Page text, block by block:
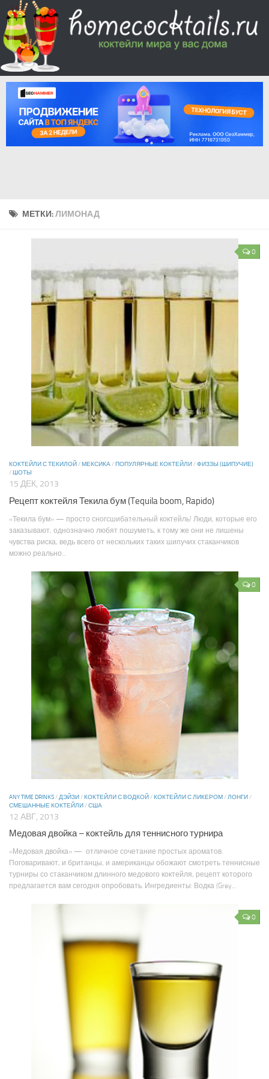
МЕТКИ:ЛИМОНАД
0
КОКТЕЙЛИ С ТЕКИЛОЙ / МЕКСИКА/ ПОПУЛЯРНЫЕ КОКТЕЙЛИ /ФИЗЗЫ (ШИПУЧИЕ)
/ ШОТЫ
15 ДЕК, 2013
Рецепт коктейля Текила бум (Tequila boom, Rapido)
«Текила бум» — просто сногсшибательный коктейль! Люди, которые его
заказывают, однозначно любят пошуметь, к тому же они не лишены
чувства риска, ведь всего от нескольких таких шипучих стаканчиков
можно реально...
0
ANY TIME DRINKS/ДЭЙЗИ/КОКТЕЙЛИ С ВОДКОЙ/КОКТЕЙЛИ С ЛИКЕРОМ/ЛОНГИ/
СМЕШАННЫЕ КОКТЕЙЛИ/США
12 АВГ, 2013
Медовая двойка – коктейль для теннисного турнира
«Медовая двойка» — отличное сочетание простых ароматов.
Поговаривают, и британцы, и американцы обожают смотреть теннисные
турниры со стаканчиком длинного медового коктейля, рецепт которого
предлагается вам сегодня опробовать. Ингредиенты: Водка (Grey...
0